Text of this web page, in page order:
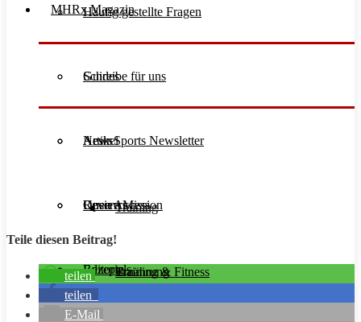
Häufig gestellte Fragen
Schreibe für uns
Aesir Sports Newsletter
Unsere Mission
Guides
Training
Ernährung
Artikel
Training & Fitness
Reviews
Rezepte
MHRx Magazin
News
Open Access
Editorials
Teile diesen Beitrag!
teilen
teilen
E-Mail